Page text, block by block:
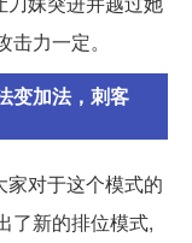
力一定。
变加法，刺客
对于这个模式的
了新的排位模式,